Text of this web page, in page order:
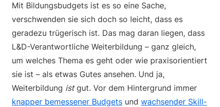
Mit Bildungsbudgets ist es so eine Sache,
verschwenden sie sich doch so leicht, dass es
geradezu trügerisch ist. Das mag daran liegen, dass
L&D-Verantwortliche Weiterbildung – ganz gleich,
um welches Thema es geht oder wie praxisorientiert
sie ist – als etwas Gutes ansehen. Und ja,
Weiterbildung istgut. Vor dem Hintergrund immer
knapper bemessener Budgets und wachsender Skill-